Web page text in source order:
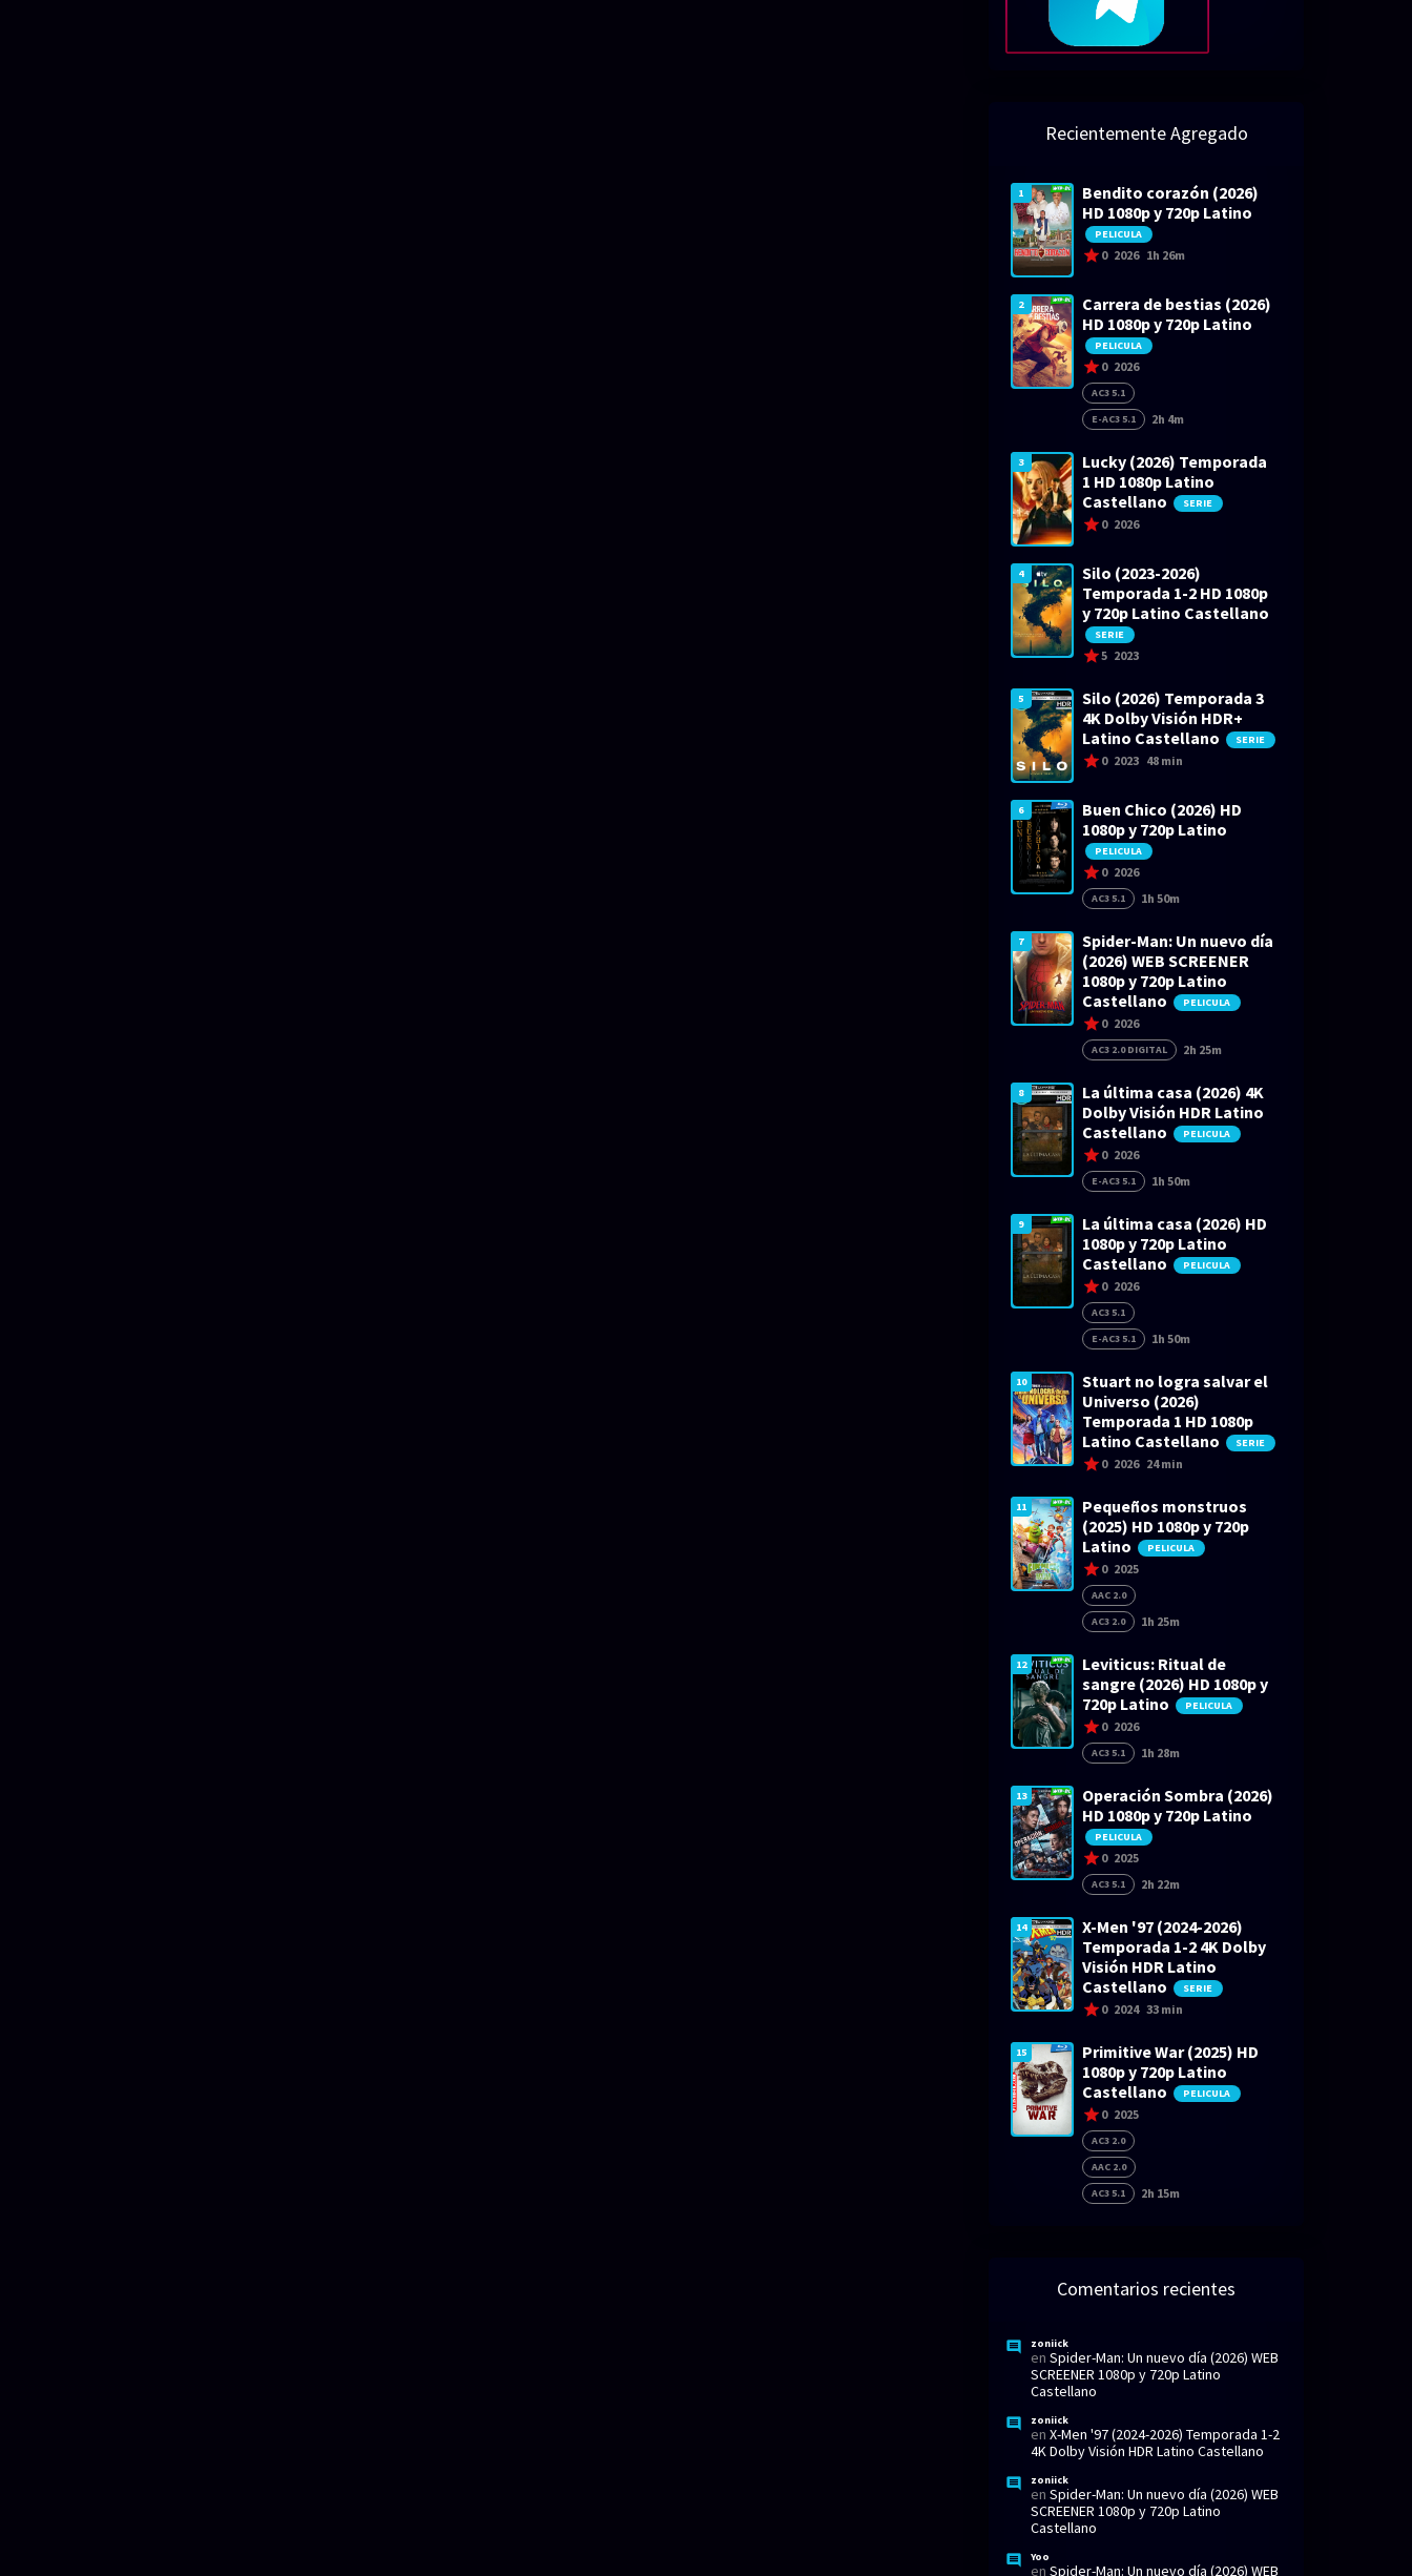
Recientemente Agregado
1
Bendito corazón (2026)
HD 1080p y 720p Latino
PELICULA
0 2026 1h 26m
2
Carrera de bestias (2026)
HD 1080p y 720p Latino
PELICULA
0 2026
AC3 5.1
E-AC3 5.1
2h 4m
3
Lucky (2026) Temporada
1 HD 1080p Latino
Castellano
SERIE
0 2026
4
Silo (2023-2026)
Temporada 1-2 HD 1080p
y 720p Latino Castellano
SERIE
5 2023
5
Silo (2026) Temporada 3
4K Dolby Visión HDR+
Latino Castellano
SERIE
0 2023 48 min
6
Buen Chico (2026) HD
1080p y 720p Latino
PELICULA
0 2026
AC3 5.1 1h 50m
7
Spider-Man: Un nuevo día
(2026) WEB SCREENER
1080p y 720p Latino
Castellano
PELICULA
0 2026
AC3 2.0 DIGITAL 2h 25m
8
La última casa (2026) 4K
Dolby Visión HDR Latino
Castellano
PELICULA
0 2026
E-AC3 5.1 1h 50m
9
La última casa (2026) HD
1080p y 720p Latino
Castellano
PELICULA
0 2026
AC3 5.1
E-AC3 5.1
1h 50m
10
Stuart no logra salvar el
Universo (2026)
Temporada 1 HD 1080p
Latino Castellano
SERIE
0 2026 24 min
11
Pequeños monstruos
(2025) HD 1080p y 720p
Latino
PELICULA
0 2025
AAC 2.0
AC3 2.0
1h 25m
12
Leviticus: Ritual de
sangre (2026) HD 1080p y
720p Latino
PELICULA
0 2026
AC3 5.1 1h 28m
13
Operación Sombra (2026)
HD 1080p y 720p Latino
PELICULA
0 2025
AC3 5.1 2h 22m
14
X-Men '97 (2024-2026)
Temporada 1-2 4K Dolby
Visión HDR Latino
Castellano
SERIE
0 2024 33 min
15
Primitive War (2025) HD
1080p y 720p Latino
Castellano
PELICULA
0 2025
AC3 2.0
AAC 2.0
AC3 5.1
2h 15m
Comentarios recientes
zoniick
en Spider-Man: Un nuevo día (2026) WEB
SCREENER 1080p y 720p Latino
Castellano
zoniick
en X-Men '97 (2024-2026) Temporada 1-2
4K Dolby Visión HDR Latino Castellano
zoniick
en Spider-Man: Un nuevo día (2026) WEB
SCREENER 1080p y 720p Latino
Castellano
Yoo
en Spider-Man: Un nuevo día (2026) WEB